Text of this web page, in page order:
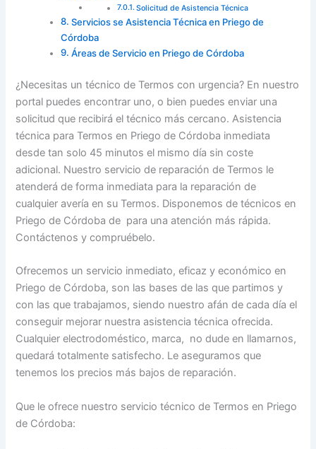
Solicitud de Asistencia Técnica
Servicios se Asistencia Técnica en Priego de
Córdoba
Áreas de Servicio en Priego de Córdoba
¿Necesitas un técnico de Termos con urgencia? En nuestro
portal puedes encontrar uno, o bien puedes enviar una
solicitud que recibirá el técnico más cercano. Asistencia
técnica para Termos en Priego de Córdoba inmediata
desde tan solo 45 minutos el mismo día sin coste
adicional. Nuestro servicio de reparación de Termos le
atenderá de forma inmediata para la reparación de
cualquier avería en su Termos. Disponemos de técnicos en
Priego de Córdoba de para una atención más rápida.
Contáctenos y compruébelo.
Ofrecemos un servicio inmediato, eficaz y económico en
Priego de Córdoba, son las bases de las que partimos y
con las que trabajamos, siendo nuestro afán de cada día el
conseguir mejorar nuestra asistencia técnica ofrecida.
Cualquier electrodoméstico, marca, no dude en llamarnos,
quedará totalmente satisfecho. Le aseguramos que
tenemos los precios más bajos de reparación.
Que le ofrece nuestro servicio técnico de Termos en Priego
de Córdoba: